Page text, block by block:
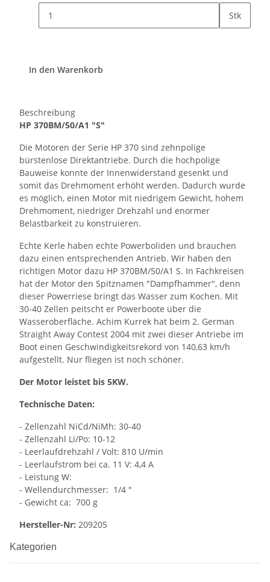
Stk
In den Warenkorb
Beschreibung
HP 370BM/50/A1 "S"
Die Motoren der Serie HP 370 sind zehnpolige
bürstenlose Direktantriebe. Durch die hochpolige
Bauweise konnte der Innenwiderstand gesenkt und
somit das Drehmoment erhöht werden. Dadurch wurde
es möglich, einen Motor mit niedrigem Gewicht, hohem
Drehmoment, niedriger Drehzahl und enormer
Belastbarkeit zu konstruieren.
Echte Kerle haben echte Powerboliden und brauchen
dazu einen entsprechenden Antrieb. Wir haben den
richtigen Motor dazu HP 370BM/50/A1 S. In Fachkreisen
hat der Motor den Spitznamen "Dampfhammer", denn
dieser Powerriese bringt das Wasser zum Kochen. Mit
30-40 Zellen peitscht er Powerboote über die
Wasseroberfläche. Achim Kurrek hat beim 2. German
Straight Away Contest 2004 mit zwei dieser Antriebe im
Boot einen Geschwindigkeitsrekord von 140,63 km/h
aufgestellt. Nur fliegen ist noch schöner.
Der Motor leistet bis 5KW.
Technische Daten:
- Zellenzahl NiCd/NiMh: 30-40
- Zellenzahl Li/Po: 10-12
- Leerlaufdrehzahl / Volt: 810 U/min
- Leerlaufstrom bei ca. 11 V: 4,4 A
- Leistung W:
- Wellendurchmesser: 1/4 "
- Gewicht ca: 700 g
Hersteller-Nr: 209205
Kategorien